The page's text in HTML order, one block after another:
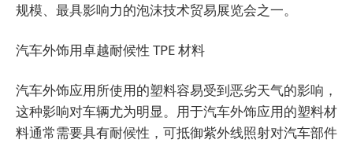
规模、最具影响力的泡沫技术贸易展览会之一。
汽车外饰用卓越耐候性 TPE 材料
汽车外饰应用所使用的塑料容易受到恶劣天气的影响，
这种影响对车辆尤为明显。用于汽车外饰应用的塑料材
料通常需要具有耐候性，可抵御紫外线照射对汽车部件